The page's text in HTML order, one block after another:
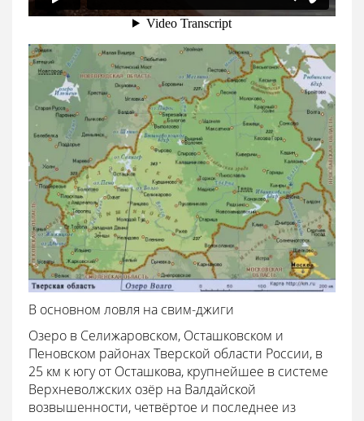
В основном ловля на свим-джиги
Озеро в Селижаровском, Осташковском и
Пеновском районах Тверской области России, в
25 км к югу от Осташкова, крупнейшее в системе
Верхневолжских озёр на Валдайской
возвышенности, четвёртое и последнее из